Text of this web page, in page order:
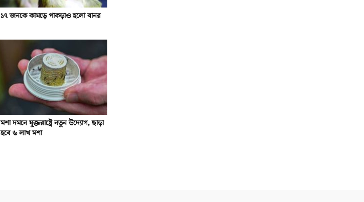
১৭ জনকে কামড়ে পাকড়াও হলো বানর
মশা দমনে যুক্তরাষ্ট্রে নতুন উদ্যোগ, ছাড়া
হবে ৬ লাখ মশা